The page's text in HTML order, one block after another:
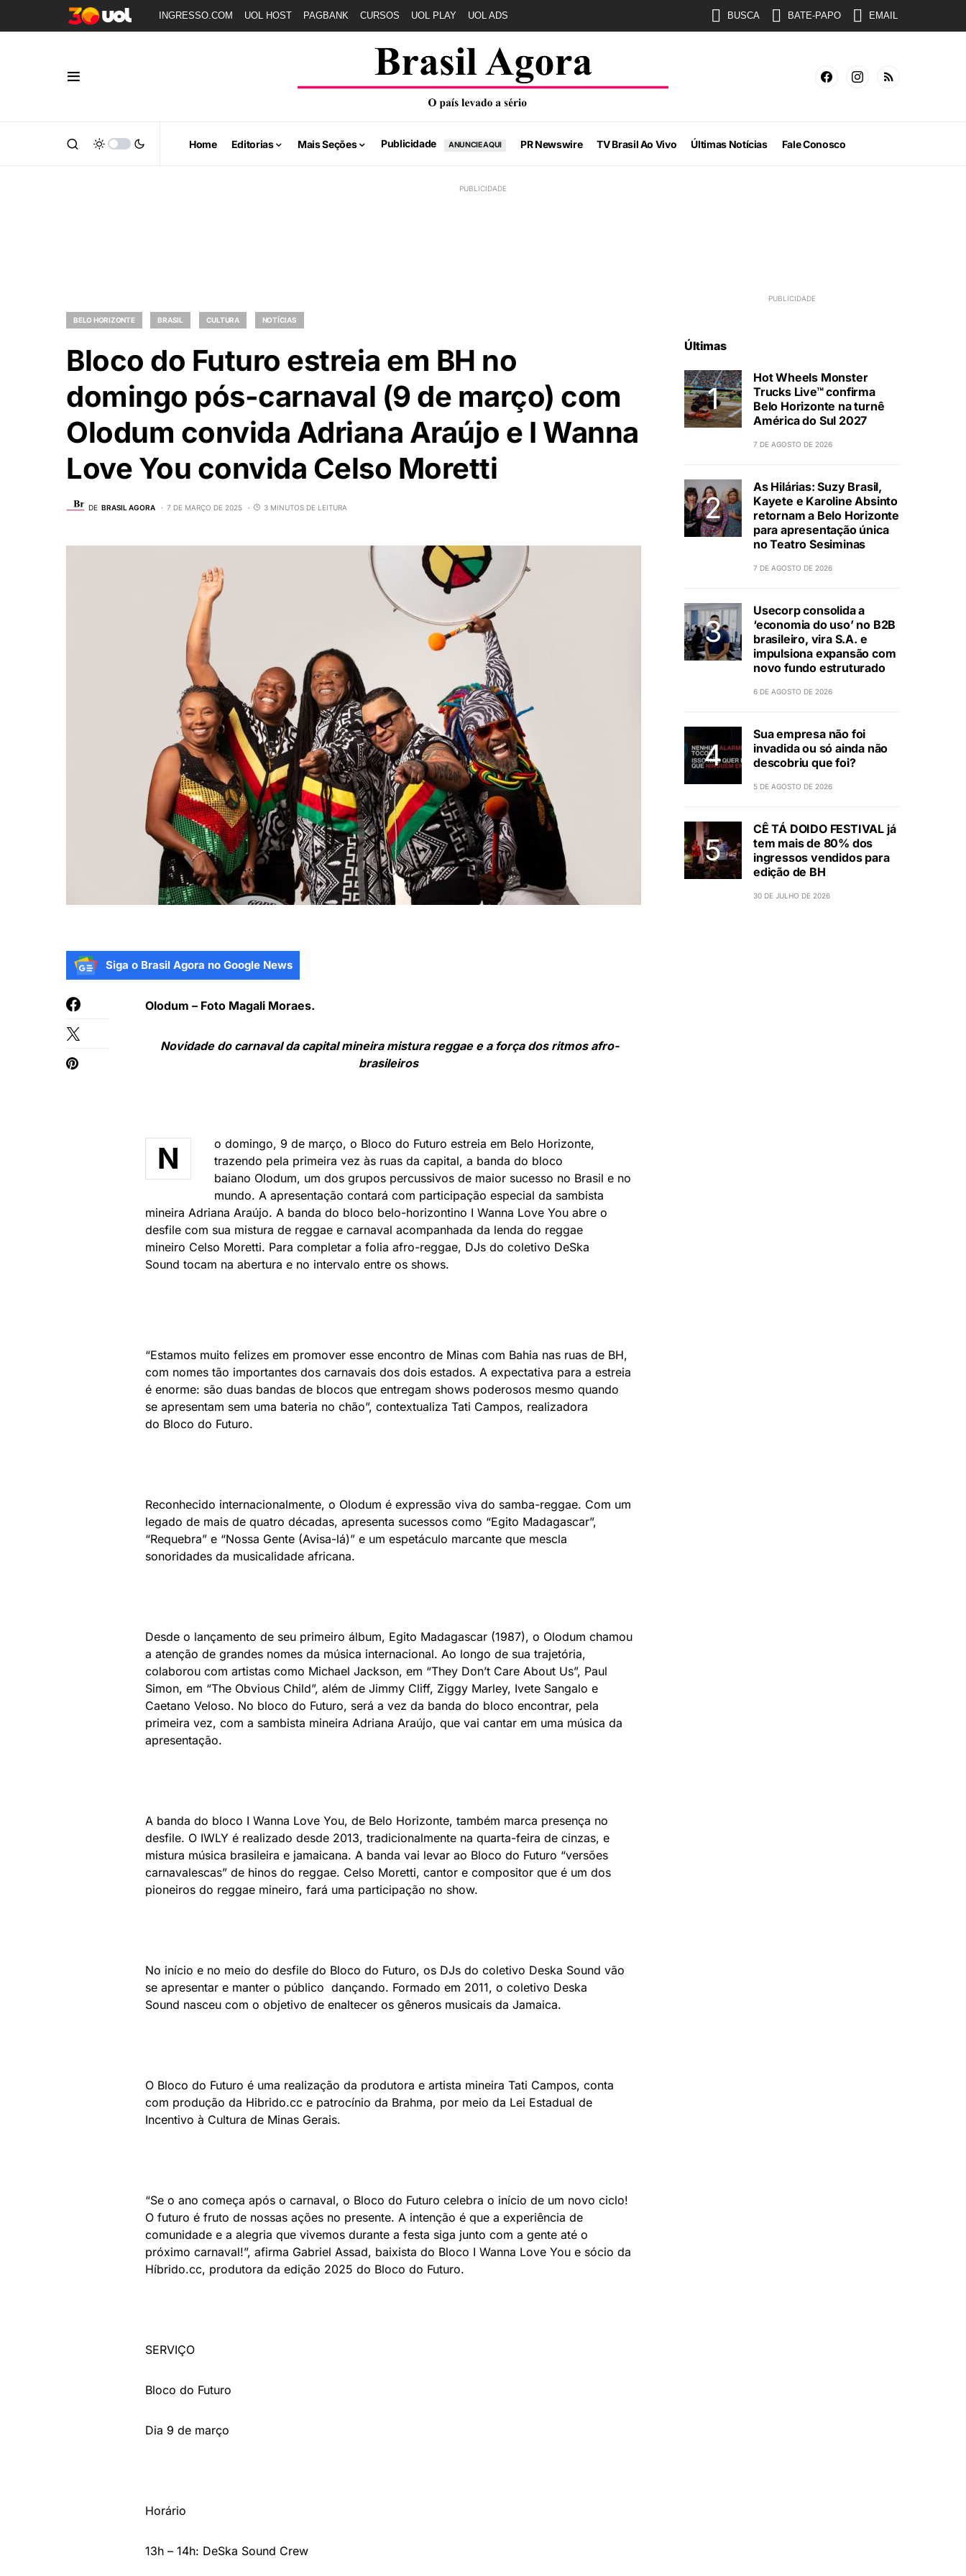
INGRESSO.COM UOL HOST PAGBANK CURSOS UOL PLAY UOL ADS BUSCA BATE-PAPO EMAIL
Home Editorias Mais Seções Publicidade ANUNCIE AQUI PR Newswire TV Brasil Ao Vivo Últimas Notícias Fale Conosco
BELO HORIZONTE BRASIL CULTURA NOTÍCIAS
Bloco do Futuro estreia em BH no
domingo pós-carnaval (9 de março) com
Olodum convida Adriana Araújo e I Wanna
Love You convida Celso Moretti
DE BRASIL AGORA 7 DE MARÇO DE 2025 3 MINUTOS DE LEITURA
Siga o Brasil Agora no Google News
Olodum – Foto Magali Moraes.
Novidade do carnaval da capital mineira mistura reggae e a força dos ritmos afro-
brasileiros
N
o domingo, 9 de março, o Bloco do Futuro estreia em Belo Horizonte,
trazendo pela primeira vez às ruas da capital, a banda do bloco
baiano Olodum, um dos grupos percussivos de maior sucesso no Brasil e no
mundo. A apresentação contará com participação especial da sambista
mineira Adriana Araújo. A banda do bloco belo-horizontino I Wanna Love You abre o
desfile com sua mistura de reggae e carnaval acompanhada da lenda do reggae
mineiro Celso Moretti. Para completar a folia afro-reggae, DJs do coletivo DeSka
Sound tocam na abertura e no intervalo entre os shows.
“Estamos muito felizes em promover esse encontro de Minas com Bahia nas ruas de BH,
com nomes tão importantes dos carnavais dos dois estados. A expectativa para a estreia
é enorme: são duas bandas de blocos que entregam shows poderosos mesmo quando
se apresentam sem uma bateria no chão”, contextualiza Tati Campos, realizadora
do Bloco do Futuro.
Reconhecido internacionalmente, o Olodum é expressão viva do samba-reggae. Com um
legado de mais de quatro décadas, apresenta sucessos como “Egito Madagascar”,
“Requebra” e “Nossa Gente (Avisa-lá)” e um espetáculo marcante que mescla
sonoridades da musicalidade africana.
Desde o lançamento de seu primeiro álbum, Egito Madagascar (1987), o Olodum chamou
a atenção de grandes nomes da música internacional. Ao longo de sua trajetória,
colaborou com artistas como Michael Jackson, em “They Don’t Care About Us”, Paul
Simon, em “The Obvious Child”, além de Jimmy Cliff, Ziggy Marley, Ivete Sangalo e
Caetano Veloso. No bloco do Futuro, será a vez da banda do bloco encontrar, pela
primeira vez, com a sambista mineira Adriana Araújo, que vai cantar em uma música da
apresentação.
A banda do bloco I Wanna Love You, de Belo Horizonte, também marca presença no
desfile. O IWLY é realizado desde 2013, tradicionalmente na quarta-feira de cinzas, e
mistura música brasileira e jamaicana. A banda vai levar ao Bloco do Futuro “versões
carnavalescas” de hinos do reggae. Celso Moretti, cantor e compositor que é um dos
pioneiros do reggae mineiro, fará uma participação no show.
No início e no meio do desfile do Bloco do Futuro, os DJs do coletivo Deska Sound vão
se apresentar e manter o público dançando. Formado em 2011, o coletivo Deska
Sound nasceu com o objetivo de enaltecer os gêneros musicais da Jamaica.
O Bloco do Futuro é uma realização da produtora e artista mineira Tati Campos, conta
com produção da Hibrido.cc e patrocínio da Brahma, por meio da Lei Estadual de
Incentivo à Cultura de Minas Gerais.
“Se o ano começa após o carnaval, o Bloco do Futuro celebra o início de um novo ciclo!
O futuro é fruto de nossas ações no presente. A intenção é que a experiência de
comunidade e a alegria que vivemos durante a festa siga junto com a gente até o
próximo carnaval!”, afirma Gabriel Assad, baixista do Bloco I Wanna Love You e sócio da
Híbrido.cc, produtora da edição 2025 do Bloco do Futuro.
SERVIÇO
Bloco do Futuro
Dia 9 de março
Horário
13h – 14h: DeSka Sound Crew
Últimas
Hot Wheels Monster
Trucks Live™ confirma
Belo Horizonte na turnê
América do Sul 2027
7 DE AGOSTO DE 2026
As Hilárias: Suzy Brasil,
Kayete e Karoline Absinto
retornam a Belo Horizonte
para apresentação única
no Teatro Sesiminas
7 DE AGOSTO DE 2026
Usecorp consolida a
‘economia do uso’ no B2B
brasileiro, vira S.A. e
impulsiona expansão com
novo fundo estruturado
6 DE AGOSTO DE 2026
Sua empresa não foi
invadida ou só ainda não
descobriu que foi?
5 DE AGOSTO DE 2026
CÊ TÁ DOIDO FESTIVAL já
tem mais de 80% dos
ingressos vendidos para
edição de BH
30 DE JULHO DE 2026